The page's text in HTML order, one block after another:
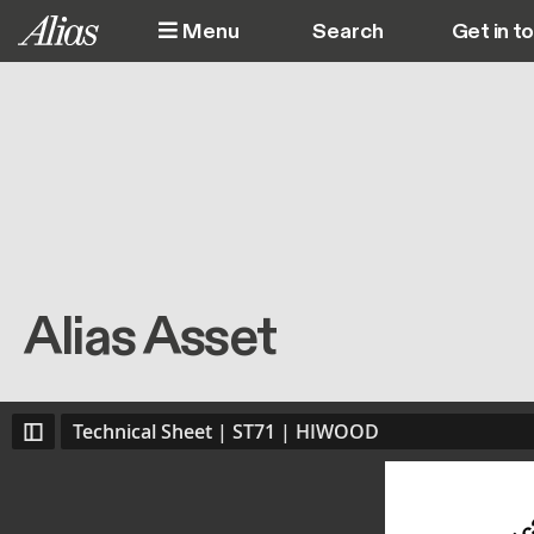
Skip to main content
Menu Get in
Alias Asset
Technical Sheet | ST71 | HIWOOD